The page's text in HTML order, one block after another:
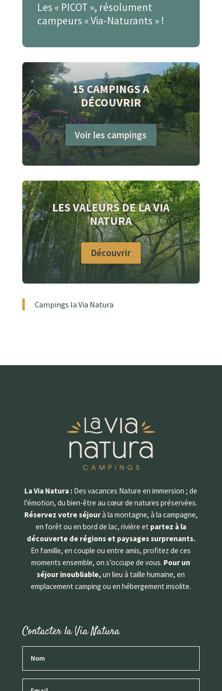
Les « PICOT », résolument
campeurs « Via-Naturants » !
15 CAMPINGS A
DÉCOUVRIR
Voir les campings
LES VALEURS DE LA VIA
NATURA
Découvrir
Campings la Via Natura
La Via Natura : Des vacances Nature en immersion ; de
l’émotion, du bien-être au cœur de natures préservées.
Réservez votre séjourà la montagne, à la campagne,
en forêt ou en bord de lac, rivière et partez à la
découverte de régions et paysages surprenants.
En famille, en couple ou entre amis, profitez de ces
moments ensemble, on s’occupe de vous. Pour un
séjour inoubliable, un lieu à taille humaine, en
emplacement camping ou en hébergement insolite.
Contacter la Via Natura